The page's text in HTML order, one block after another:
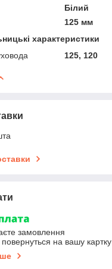
Білий
125 мм
характеристики
125, 120
замовлення
на вашу картку